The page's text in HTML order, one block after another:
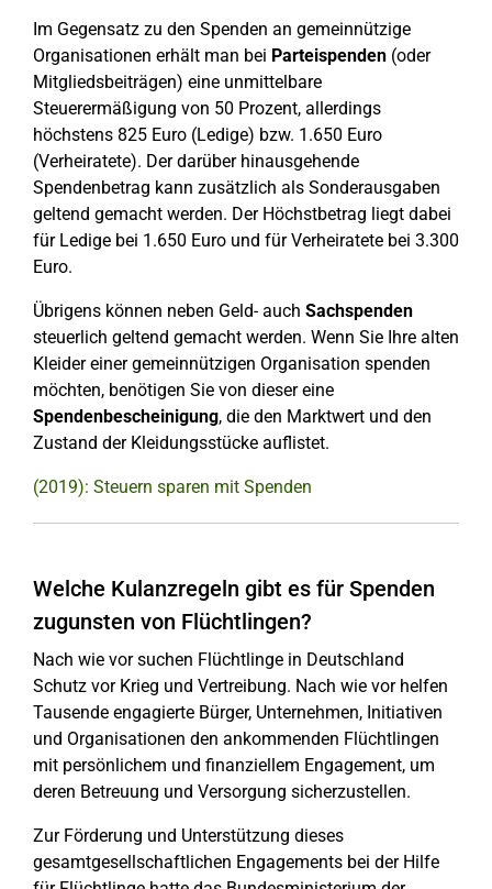
Im Gegensatz zu den Spenden an gemeinnützige
Organisationen erhält man bei Parteispenden (oder
Mitgliedsbeiträgen) eine unmittelbare
Steuerermäßigung von 50 Prozent, allerdings
höchstens 825 Euro (Ledige) bzw. 1.650 Euro
(Verheiratete). Der darüber hinausgehende
Spendenbetrag kann zusätzlich als Sonderausgaben
geltend gemacht werden. Der Höchstbetrag liegt dabei
für Ledige bei 1.650 Euro und für Verheiratete bei 3.300
Euro.
Übrigens können neben Geld- auch Sachspenden
steuerlich geltend gemacht werden. Wenn Sie Ihre alten
Kleider einer gemeinnützigen Organisation spenden
möchten, benötigen Sie von dieser eine
Spendenbescheinigung, die den Marktwert und den
Zustand der Kleidungsstücke auflistet.
(2019): Steuern sparen mit Spenden
Welche Kulanzregeln gibt es für Spenden
zugunsten von Flüchtlingen?
Nach wie vor suchen Flüchtlinge in Deutschland
Schutz vor Krieg und Vertreibung. Nach wie vor helfen
Tausende engagierte Bürger, Unternehmen, Initiativen
und Organisationen den ankommenden Flüchtlingen
mit persönlichem und finanziellem Engagement, um
deren Betreuung und Versorgung sicherzustellen.
Zur Förderung und Unterstützung dieses
gesamtgesellschaftlichen Engagements bei der Hilfe